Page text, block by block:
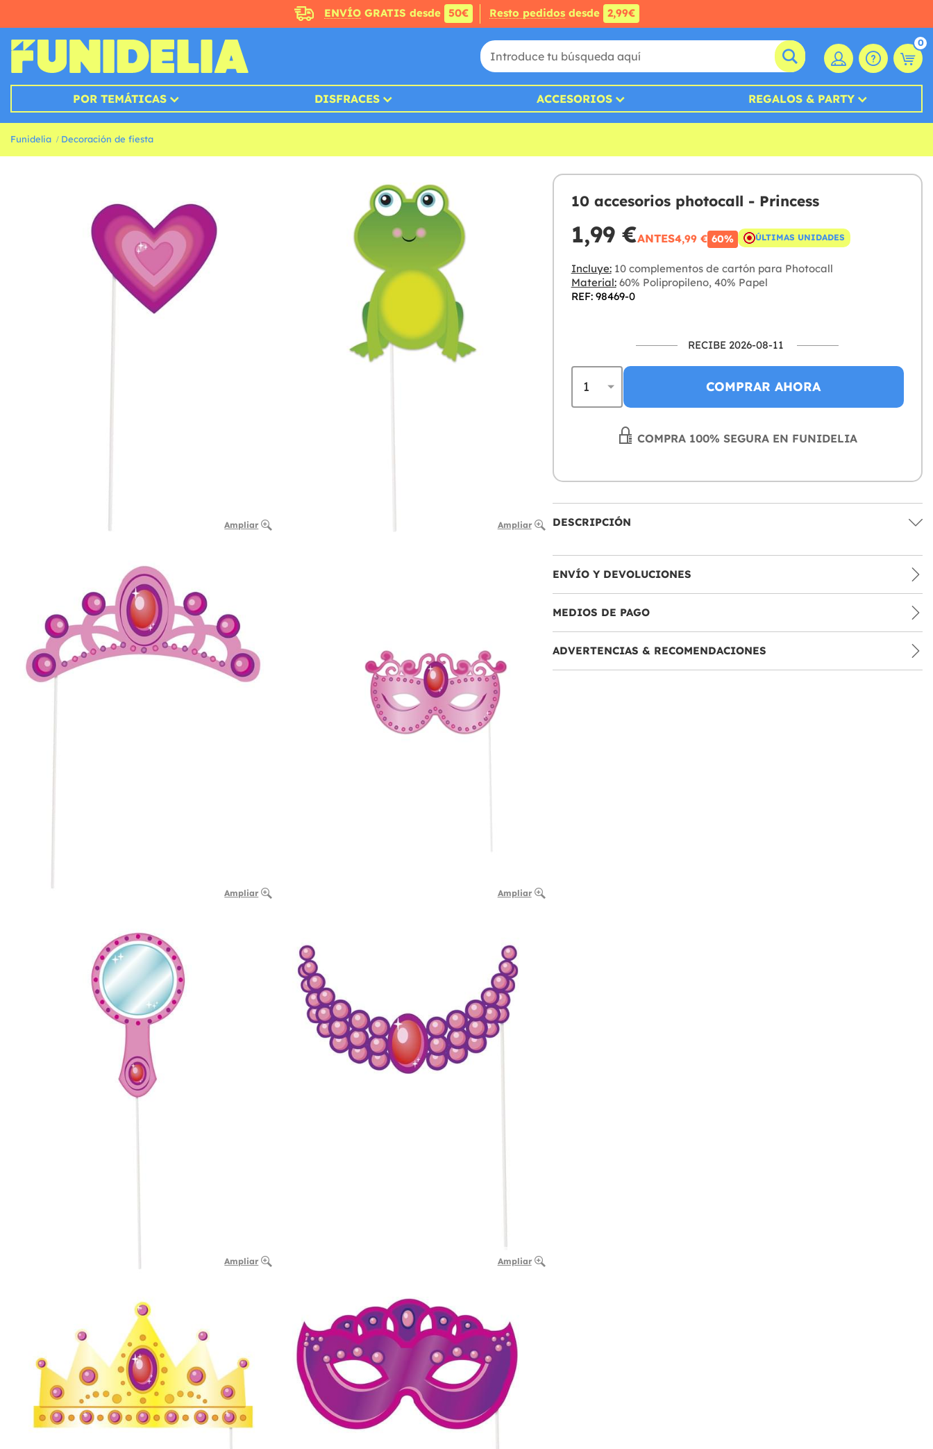
ENVÍOGRATIS desde 50€ Resto pedidosdesde 2,99€
0
POR TEMÁTICAS DISFRACES ACCESORIOS REGALOS & PARTY
Funidelia Decoración de fiesta
Ampliar Ampliar
Ampliar Ampliar
Ampliar Ampliar
10 accesorios photocall - Princess
1,99 €ANTES4,99 € 60% ÚLTIMAS UNIDADES
Incluye:10 complementos de cartón para Photocall
Material:60% Polipropileno, 40% Papel
REF: 98469-0
RECIBE 2026-08-11
COMPRAR AHORA
COMPRA 100% SEGURA EN FUNIDELIA
DESCRIPCIÓN
ENVÍO Y DEVOLUCIONES
MEDIOS DE PAGO
ADVERTENCIAS & RECOMENDACIONES